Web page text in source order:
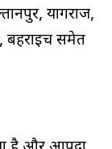
प्रयागराज,
बहराइच समेत